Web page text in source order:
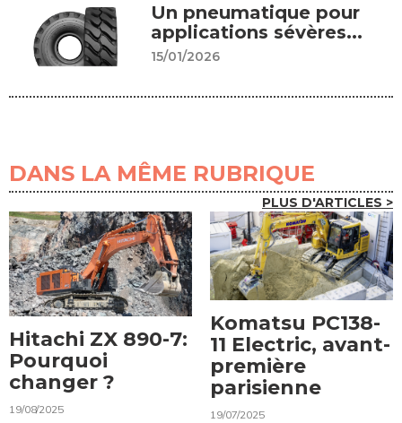
Un pneumatique pour
applications sévères...
15/01/2026
DANS LA MÊME RUBRIQUE
PLUS D'ARTICLES >
Hitachi ZX 890-7:
Pourquoi
changer ?
19/08/2025
Komatsu PC138-
11 Electric, avant-
première
parisienne
19/07/2025